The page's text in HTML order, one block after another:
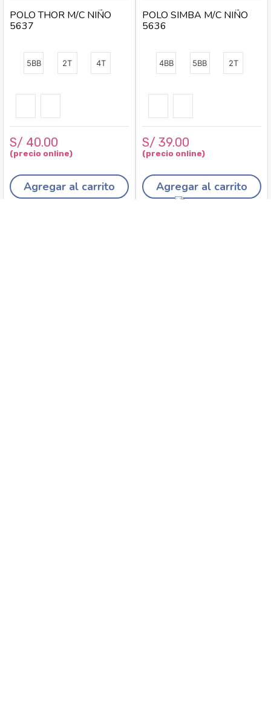
5BB 2T 4T
POLO THOR M/C NIÑO
5637
S/ 40.00
Agregar al carrito
4BB 5BB 2T
POLO SIMBA M/C NIÑO
5636
S/ 39.00
Agregar al carrito